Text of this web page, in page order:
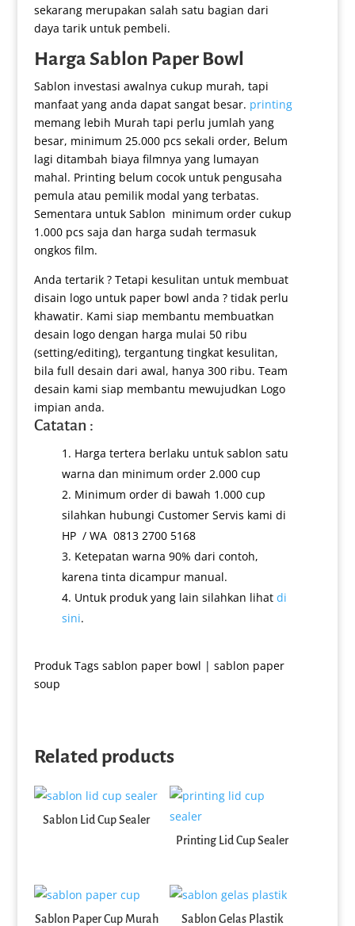
sekarang merupakan salah satu bagian dari
daya tarik untuk pembeli.
Harga Sablon Paper Bowl
Sablon investasi awalnya cukup murah, tapi
manfaat yang anda dapat sangat besar. printing
memang lebih Murah tapi perlu jumlah yang
besar, minimum 25.000 pcs sekali order, Belum
lagi ditambah biaya filmnya yang lumayan
mahal. Printing belum cocok untuk pengusaha
pemula atau pemilik modal yang terbatas.
Sementara untuk Sablon minimum order cukup
1.000 pcs saja dan harga sudah termasuk
ongkos film.
Anda tertarik ? Tetapi kesulitan untuk membuat
disain logo untuk paper bowl anda ? tidak perlu
khawatir. Kami siap membantu membuatkan
desain logo dengan harga mulai 50 ribu
(setting/editing), tergantung tingkat kesulitan,
bila full desain dari awal, hanya 300 ribu. Team
desain kami siap membantu mewujudkan Logo
impian anda.
Catatan :
Harga tertera berlaku untuk sablon satu
warna dan minimum order 2.000 cup
Minimum order di bawah 1.000 cup
silahkan hubungi Customer Servis kami di
HP / WA 0813 2700 5168
Ketepatan warna 90% dari contoh,
karena tinta dicampur manual.
Untuk produk yang lain silahkan lihat di
sini.
Produk Tags sablon paper bowl | sablon paper
soup
Related products
Sablon Lid Cup Sealer
Printing Lid Cup Sealer
Sablon Paper Cup Murah Sablon Gelas Plastik